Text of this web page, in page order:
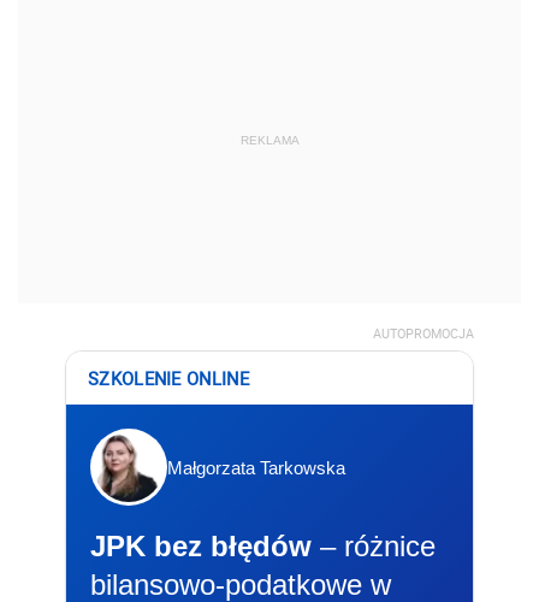
REKLAMA
AUTOPROMOCJA
SZKOLENIE ONLINE
Małgorzata Tarkowska
JPK bez błędów – różnice
bilansowo-podatkowe w